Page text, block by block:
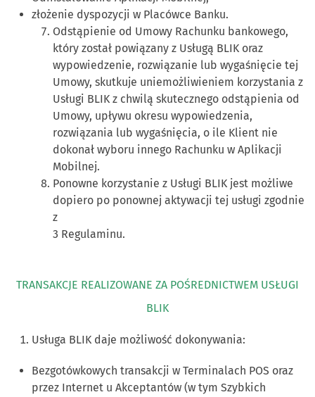
złożenie dyspozycji w Placówce Banku.
Odstąpienie od Umowy Rachunku bankowego,
który został powiązany z Usługą BLIK oraz
wypowiedzenie, rozwiązanie lub wygaśnięcie tej
Umowy, skutkuje uniemożliwieniem korzystania z
Usługi BLIK z chwilą skutecznego odstąpienia od
Umowy, upływu okresu wypowiedzenia,
rozwiązania lub wygaśnięcia, o ile Klient nie
dokonał wyboru innego Rachunku w Aplikacji
Mobilnej.
Ponowne korzystanie z Usługi BLIK jest możliwe
dopiero po ponownej aktywacji tej usługi zgodnie
z
3 Regulaminu.
TRANSAKCJE REALIZOWANE ZA POŚREDNICTWEM USŁUGI
BLIK
Usługa BLIK daje możliwość dokonywania:
Bezgotówkowych transakcji w Terminalach POS oraz
przez Internet u Akceptantów (w tym Szybkich